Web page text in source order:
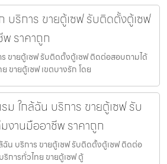
บริการ ขายตู้เซฟ รับติดตั้งตู้เซฟ
ราคาถูก
ร ขายตู้เซฟ รับติดตั้งตู้เซฟ ติดต่อสอบถามได้
ขายตู้เซฟ เขตบางรัก โดย
ม ใกล้ฉัน บริการ ขายตู้เซฟ รับ
านมืออาชีพ ราคาถูก
ฉัน บริการ ขายตู้เซฟ รับติดตั้งตู้เซฟ ติดต่อ
การทั่วไทย ขายตู้เซฟ ตู้